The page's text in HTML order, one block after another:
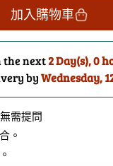
的
印
度
香
料
混
合
加入購物車
the next2 Day(s),0
byWednesday,
需提問
。